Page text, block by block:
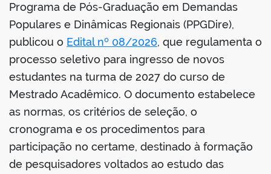
Programa de Pós-Graduação em Demandas
Populares e Dinâmicas Regionais (PPGDire),
publicou o Edital nº 08/2026, que regulamenta o
processo seletivo para ingresso de novos
estudantes na turma de 2027 do curso de
Mestrado Acadêmico. O documento estabelece
as normas, os critérios de seleção, o
cronograma e os procedimentos para
participação no certame, destinado à formação
de pesquisadores voltados ao estudo das